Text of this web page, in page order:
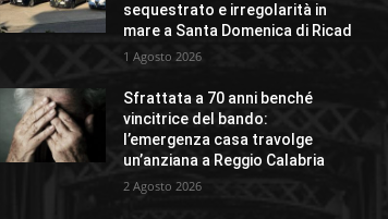
sequestrato e irregolarità in
mare a Santa Domenica di Ricad
1 Agosto 2026
Sfrattata a 70 anni benché
vincitrice del bando:
l’emergenza casa travolge
un’anziana a Reggio Calabria
2 Agosto 2026